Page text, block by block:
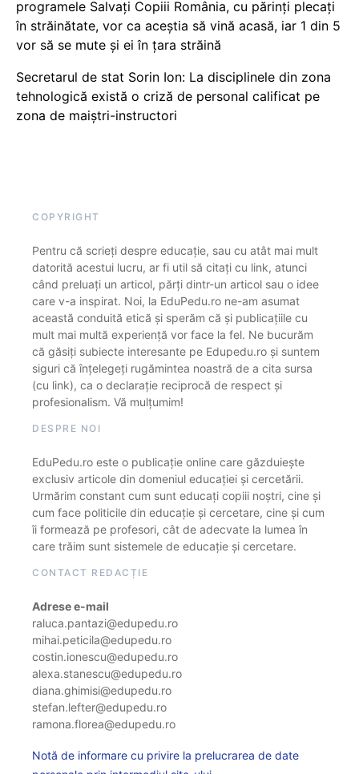
programele Salvați Copiii România, cu părinți plecați
în străinătate, vor ca aceștia să vină acasă, iar 1 din 5
vor să se mute și ei în țara străină
Secretarul de stat Sorin Ion: La disciplinele din zona
tehnologică există o criză de personal calificat pe
zona de maiștri-instructori
COPYRIGHT
Pentru că scrieți despre educație, sau cu atât mai mult
datorită acestui lucru, ar fi util să citați cu link, atunci
când preluați un articol, părți dintr-un articol sau o idee
care v-a inspirat. Noi, la EduPedu.ro ne-am asumat
această conduită etică și sperăm că și publicațiile cu
mult mai multă experiență vor face la fel. Ne bucurăm
că găsiți subiecte interesante pe Edupedu.ro și suntem
siguri că înțelegeți rugămintea noastră de a cita sursa
(cu link), ca o declarație reciprocă de respect și
profesionalism. Vă mulțumim!
DESPRE NOI
EduPedu.ro este o publicație online care găzduiește
exclusiv articole din domeniul educației și cercetării.
Urmărim constant cum sunt educați copiii noștri, cine și
cum face politicile din educație și cercetare, cine și cum
îi formează pe profesori, cât de adecvate la lumea în
care trăim sunt sistemele de educație și cercetare.
CONTACT REDACȚIE
Adrese e-mail
raluca.pantazi@edupedu.ro
mihai.peticila@edupedu.ro
costin.ionescu@edupedu.ro
alexa.stanescu@edupedu.ro
diana.ghimisi@edupedu.ro
stefan.lefter@edupedu.ro
ramona.florea@edupedu.ro
Notă de informare cu privire la prelucrarea de date